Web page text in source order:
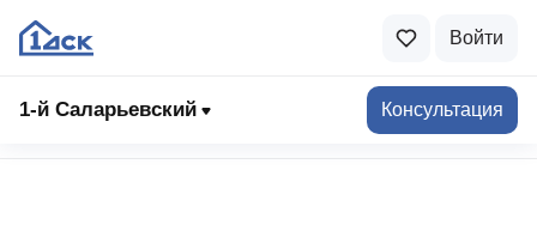
Войти
1-й Саларьевский Консультация
Выбрать квартиру